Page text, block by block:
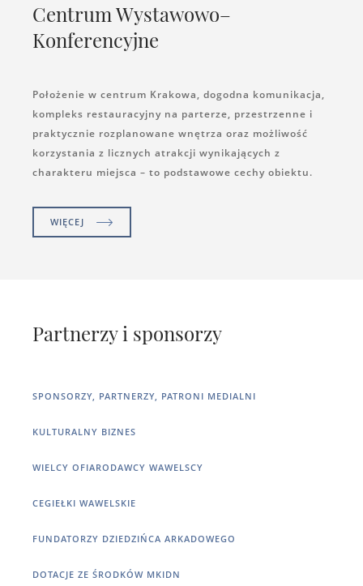
Centrum Wystawowo–
Konferencyjne
Położenie w centrum Krakowa, dogodna komunikacja,
kompleks restauracyjny na parterze, przestrzenne i
praktycznie rozplanowane wnętrza oraz możliwość
korzystania z licznych atrakcji wynikających z
charakteru miejsca – to podstawowe cechy obiektu.
WIĘCEJ
Partnerzy i sponsorzy
SPONSORZY, PARTNERZY, PATRONI MEDIALNI
KULTURALNY BIZNES
WIELCY OFIARODAWCY WAWELSCY
CEGIEŁKI WAWELSKIE
FUNDATORZY DZIEDZIŃCA ARKADOWEGO
DOTACJE ZE ŚRODKÓW MKIDN